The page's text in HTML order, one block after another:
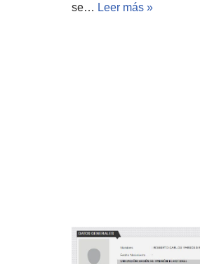
se… Leer más »